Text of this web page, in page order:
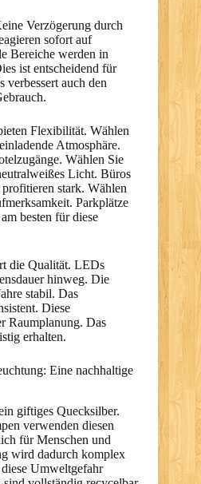
Verzögerung durch
sofort auf
Bereiche werden in
ist entscheidend für
verbessert auch den
Flexibilität. Wählen
Atmosphäre.
Wählen Sie
Licht. Büros
stark. Wählen
Parkplätze
besten für diese
die Qualität. LEDs
hinweg. Die
stabil. Das
Diese
Raumplanung. Das
erhalten.
Eine nachhaltige
giftiges Quecksilber.
verwenden diesen
für Menschen und
wird dadurch komplex
Umweltgefahr